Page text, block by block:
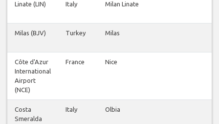
Linate (LIN) Italy Milan Linate
Milas (BJV) Turkey Milas
Côte d'Azur
International
Airport
(NCE)
France Nice
Costa
Smeralda
Italy Olbia